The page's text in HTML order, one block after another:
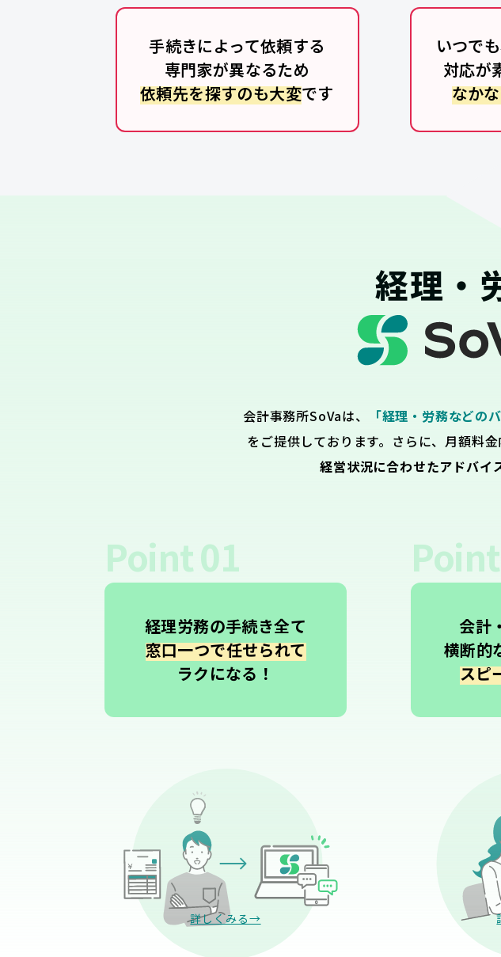
手続きによって依頼する
専門家が異なるため
依頼先を探すのも大変です
いつで
対応が
なか
経理・
会計事務所SoVaは、
「経理・労務などの
をご提供しております。さらに、月額料
経営状況に合わせたアドバイ
Point01
経理労務の手続き全て
窓口一つで任せられて
ラクになる！
詳しくみる→
Point
会計
横断的
スピ